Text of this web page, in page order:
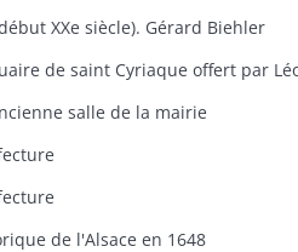
XXe siècle). Gérard Biehler
salle de la mairie
de l'Alsace en 1648